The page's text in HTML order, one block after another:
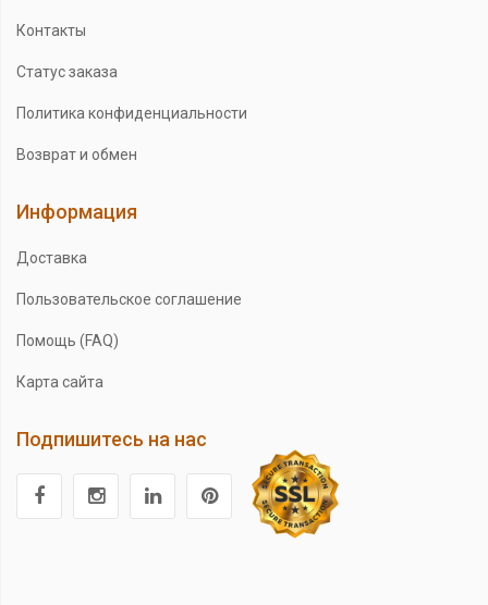
Контакты
Статус заказа
Политика конфиденциальности
Возврат и обмен
Информация
Доставка
Пользовательское соглашение
Помощь (FAQ)
Карта сайта
Подпишитесь на нас